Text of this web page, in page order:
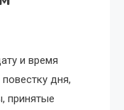
и время
дня,
принятые